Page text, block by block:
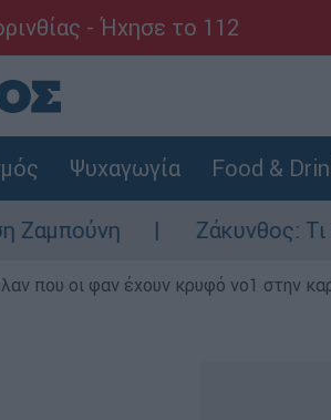
- Ήχησε το 112
Ψυχαγωγία Food &
Ζάκυνθος: Τι απαντά
που οι φαν έχουν κρυφό νο1 στην